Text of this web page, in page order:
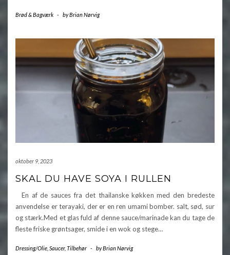
Brød & Bagværk - byBrian Nørvig
oktober 9, 2023
SKAL DU HAVE SOYA I RULLEN
En af de sauces fra det thailanske køkken med den bredeste
anvendelse er terayaki, der er en ren umami bomber. salt, sød, sur
og stærk.Med et glas fuld af denne sauce/marinade kan du tage de
fleste friske grøntsager, smide i en wok og stege…
Dressing/Olie Saucer, Tilbehør - byBrian Nørvig